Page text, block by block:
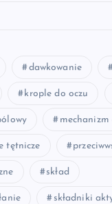
dawkowanie
krople do oczu
mechanizm
tętnicze
skład
składniki